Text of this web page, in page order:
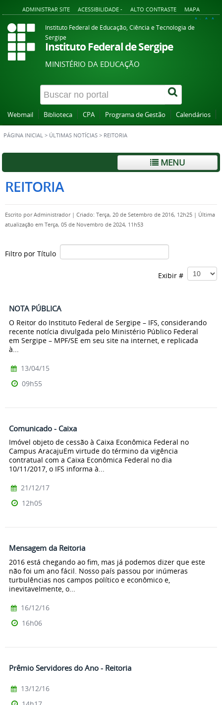
ADMINISTRAR SITE ACESSIBILIDADE - ALTO CONTRASTE MAPA
A+ A A-
Instituto Federal de Educação, Ciência e Tecnologia de
Sergipe
Instituto Federal de Sergipe
MINISTÉRIO DA EDUCAÇÃO
Webmail Biblioteca CPA Programa de Gestão Calendários
PÁGINA INICIAL > ÚLTIMAS NOTÍCIAS > REITORIA
MENU
REITORIA
Escrito porAdministrador | Criado: Terça, 20 de Setembro de 2016, 12h25 | Última
atualização em Terça, 05 de Novembro de 2024, 11h53
Filtro por Título
Exibir #
NOTA PÚBLICA
O Reitor do Instituto Federal de Sergipe – IFS, considerando
recente notícia divulgada pelo Ministério Público Federal
em Sergipe – MPF/SE em seu site na internet, e replicada
à...
13/04/15
09h55
Comunicado - Caixa
Imóvel objeto de cessão à Caixa Econômica Federal no
Campus AracajuEm virtude do término da vigência
contratual com a Caixa Econômica Federal no dia
10/11/2017, o IFS informa à...
21/12/17
12h05
Mensagem da Reitoria
2016 está chegando ao fim, mas já podemos dizer que este
não foi um ano fácil. Nosso país passou por inúmeras
turbulências nos campos político e econômico e,
inevitavelmente, o...
16/12/16
16h06
Prêmio Servidores do Ano - Reitoria
13/12/16